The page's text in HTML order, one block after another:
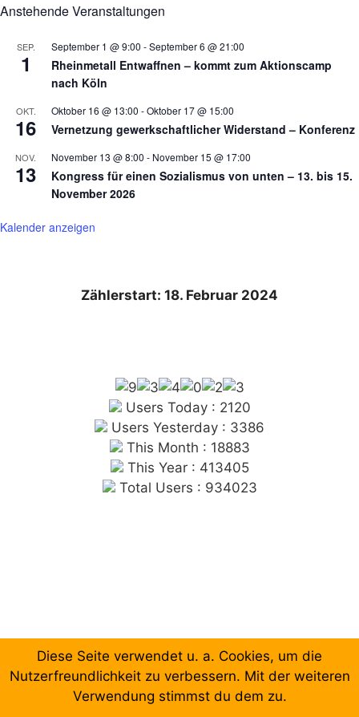
Anstehende Veranstaltungen
SEP.
1
September 1 @ 9:00 -September 6 @ 21:00
Rheinmetall Entwaffnen – kommt zum Aktionscamp
nach Köln
OKT.
16
Oktober 16 @ 13:00 -Oktober 17 @ 15:00
Vernetzung gewerkschaftlicher Widerstand – Konferenz
NOV.
13
November 13 @ 8:00 - November 15 @ 17:00
Kongress für einen Sozialismus von unten – 13. bis 15.
November 2026
Kalender anzeigen
Zählerstart: 18. Februar 2024
Users Today : 2120
Users Yesterday : 3386
This Month : 18883
This Year : 413405
Total Users : 934023
Chronologische Aufzählung der Beiträge
Diese Seite verwendet u. a. Cookies, um die
Nutzerfreundlichkeit zu verbessern. Mit der weiteren
Verwendung stimmst du dem zu.